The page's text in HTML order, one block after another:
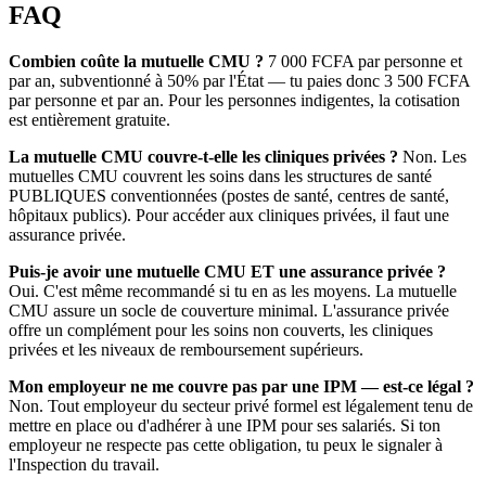
FAQ
Combien coûte la mutuelle CMU ? 7 000 FCFA par personne et
par an, subventionné à 50% par l'État — tu paies donc 3 500 FCFA
par personne et par an. Pour les personnes indigentes, la cotisation
est entièrement gratuite.
La mutuelle CMU couvre-t-elle les cliniques privées ? Non. Les
mutuelles CMU couvrent les soins dans les structures de santé
PUBLIQUES conventionnées (postes de santé, centres de santé,
hôpitaux publics). Pour accéder aux cliniques privées, il faut une
assurance privée.
Puis-je avoir une mutuelle CMU ET une assurance privée ?
Oui. C'est même recommandé si tu en as les moyens. La mutuelle
CMU assure un socle de couverture minimal. L'assurance privée
offre un complément pour les soins non couverts, les cliniques
privées et les niveaux de remboursement supérieurs.
Mon employeur ne me couvre pas par une IPM — est-ce légal ?
Non. Tout employeur du secteur privé formel est légalement tenu de
mettre en place ou d'adhérer à une IPM pour ses salariés. Si ton
employeur ne respecte pas cette obligation, tu peux le signaler à
l'Inspection du travail.